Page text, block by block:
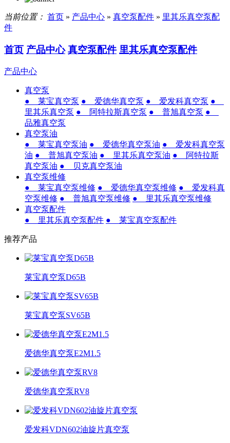
当前位置： 首页 » 产品中心 » 真空泵配件 » 里其乐真空泵配
件
首页 产品中心 真空泵配件 里其乐真空泵配件
产品中心
真空泵
● 莱宝真空泵 ● 爱德华真空泵 ● 爱发科真空泵 ●
里其乐真空泵 ● 阿特拉斯真空泵 ● 普旭真空泵 ●
品雅真空泵
真空泵油
● 莱宝真空泵油 ● 爱德华真空泵油 ● 爱发科真空泵
油 ● 普旭真空泵油 ● 里其乐真空泵油 ● 阿特拉斯
真空泵油 ● 贝克真空泵油
真空泵维修
● 莱宝真空泵维修 ● 爱德华真空泵维修 ● 爱发科真
空泵维修 ● 普旭真空泵维修 ● 里其乐真空泵维修
真空泵配件
● 里其乐真空泵配件 ● 莱宝真空泵配件
推荐产品
莱宝真空泵D65B
莱宝真空泵SV65B
爱德华真空泵E2M1.5
爱德华真空泵RV8
爱发科VDN602油旋片真空泵